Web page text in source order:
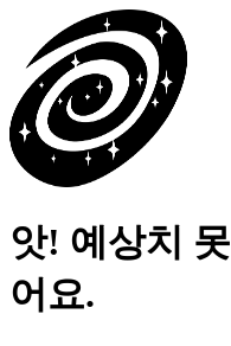
앗! 예상치
어요.